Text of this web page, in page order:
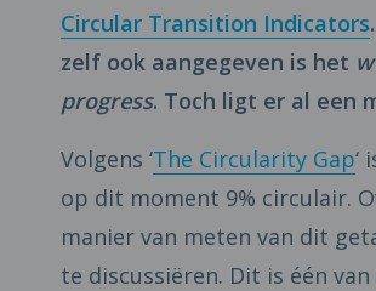
Circular Transition Indicators
zelf ook aangegeven is het
progress. Toch ligt er al een
Volgens ‘The Circularity Gap‘
op dit moment 9% circulair.
manier van meten van dit
te discussiëren. Dit is één van